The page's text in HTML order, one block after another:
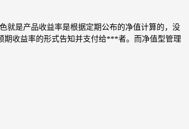
是产品收益率是根据定期公布的净值计算的，没
收益率的形式告知并支付给***者。而净值型管理